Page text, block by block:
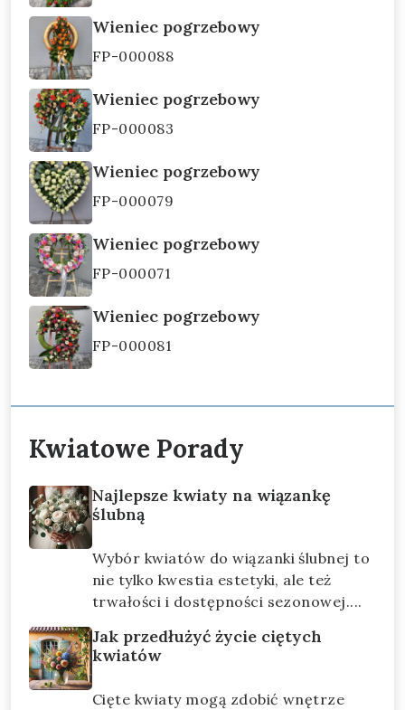
Wieniec pogrzebowy
FP-000088
Wieniec pogrzebowy
FP-000083
Wieniec pogrzebowy
FP-000079
Wieniec pogrzebowy
FP-000071
Wieniec pogrzebowy
FP-000081
Kwiatowe Porady
Najlepsze kwiaty na wiązankę
ślubną
Wybór kwiatów do wiązanki ślubnej to
nie tylko kwestia estetyki, ale też
trwałości i dostępności sezonowej....
Jak przedłużyć życie ciętych
kwiatów
Cięte kwiaty mogą zdobić wnętrze